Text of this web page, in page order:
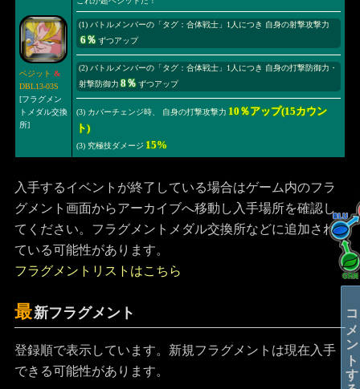
ベジット &
DBL13-03S
[フラグメン
トメダル交換
所]
(1) バトルメンバーの「タグ：合体戦士」1人につき 自身の射撃攻撃力
6％ずつアップ
(2) バトルメンバーの「タグ：合体戦士」1人につき 自身の打撃防御力・
射撃防御力 8％ずつアップ
(3) カバーチェンジ時、 自身の打撃攻撃力 10％アップ(15カウン
ト)
(3) 究極技ダメージ 15%
入手するイベントが終了している場合はゲーム内のフラ
グメント画面からアーカイブへ移動し入手場所を確認し
てください。フラグメントメダル交換所などに追加され
ている可能性があります。
フラグメントリストはこちら
最新フラグメント
登録順で表示しています。新規フラグメントは現在入手
できる可能性があります。
コメントする